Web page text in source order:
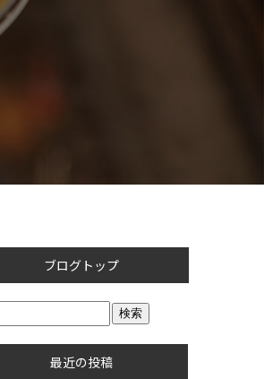
ブログトップ
最近の投稿